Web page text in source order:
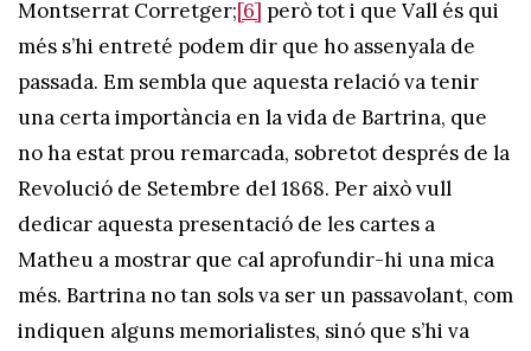
Montserrat Corretger;[6] però tot i que Vall és qui
més s’hi entreté podem dir que ho assenyala de
passada. Em sembla que aquesta relació va tenir
una certa importància en la vida de Bartrina, que
no ha estat prou remarcada, sobretot després de la
Revolució de Setembre del 1868. Per això vull
dedicar aquesta presentació de les cartes a
Matheu a mostrar que cal aprofundir-hi una mica
més. Bartrina no tan sols va ser un passavolant, com
indiquen alguns memorialistes, sinó que s’hi va